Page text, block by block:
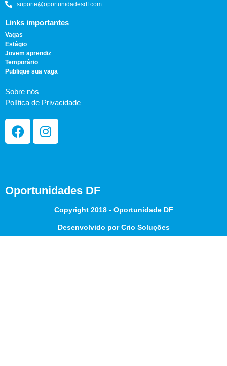
suporte@oportunidadesdf.com
Links importantes
Vagas
Estágio
Jovem aprendiz
Temporário
Publique sua vaga
Sobre nós
Política de Privacidade
Oportunidades DF
Copyright 2018 - Oportunidade DF
Desenvolvido por Crio Soluções